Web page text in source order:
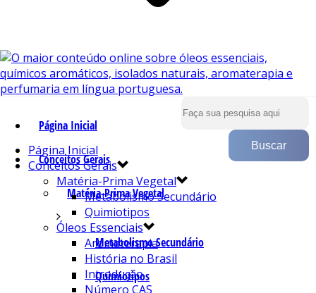
Página Inicial
Conceitos Gerais
Matéria-Prima Vegetal
Metabolismo Secundário
Quimiotipos
Página Inicial
Conceitos Gerais
Matéria-Prima Vegetal
Metabolismo Secundário
Quimiotipos
Óleos Essenciais
Aromaterapia
História no Brasil
Introdução
Número CAS